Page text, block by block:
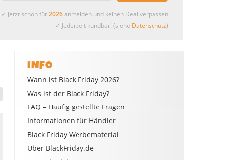
✓ Jetzt schon für2026anmelden und keinen Deal verpassen
✓ Jederzeit kündbar! (siehe Datenschutz)
INFO
Wann ist Black Friday 2026?
Was ist der Black Friday?
FAQ – Häufig gestellte Fragen
Informationen für Händler
Black Friday Werbematerial
Über BlackFriday.de